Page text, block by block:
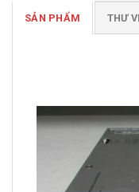
SẢN PHẨM THƯ